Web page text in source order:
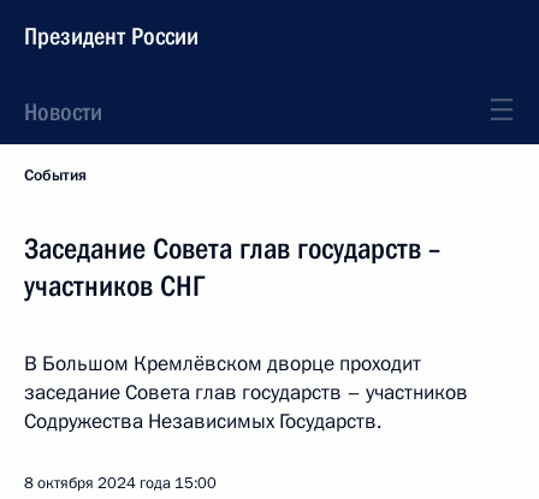
Президент России
Новости
События
Заседание Совета глав государств –
участников СНГ
В Большом Кремлёвском дворце проходит
заседание Совета глав государств – участников
Содружества Независимых Государств.
8 октября 2024 года 15:00